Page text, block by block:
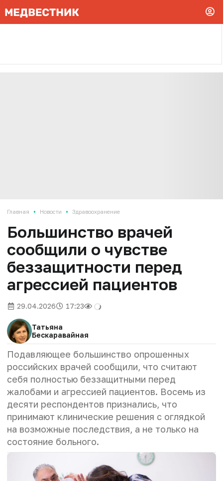
Главная • Новости • Здравоохранение
Большинство врачей
сообщили о чувстве
беззащитности перед
агрессией пациентов
29.04.2026 17:23
Татьяна
Бескаравайная
Подавляющее большинство опрошенных
российских врачей сообщили, что считают
себя полностью беззащитными перед
жалобами и агрессией пациентов. Восемь из
десяти респондентов признались, что
принимают клинические решения с оглядкой
на возможные последствия, а не только на
состояние больного.